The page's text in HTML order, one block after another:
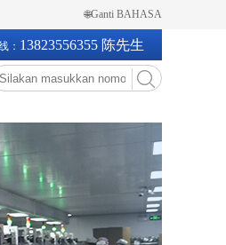
🌐Ganti BAHASA
： 13823556355 陈先生